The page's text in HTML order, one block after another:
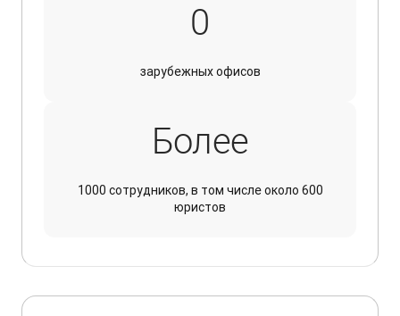
0
зарубежных офисов
Более
1000 сотрудников, в том числе около 600
юристов